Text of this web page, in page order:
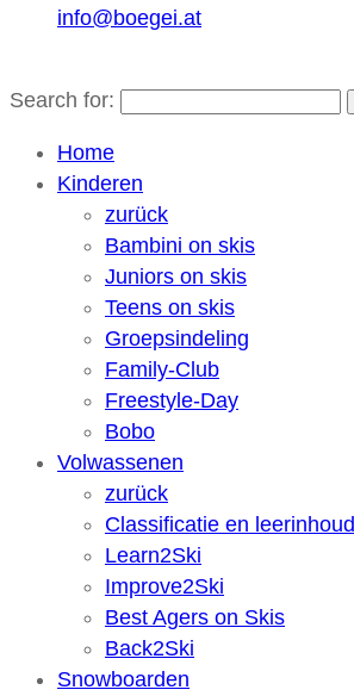
info@boegei.at
Search for:
Home
Kinderen
zurück
Bambini on skis
Juniors on skis
Teens on skis
Groepsindeling
Family-Club
Freestyle-Day
Bobo
Volwassenen
zurück
Classificatie en leerinhoud
Learn2Ski
Improve2Ski
Best Agers on Skis
Back2Ski
Snowboarden